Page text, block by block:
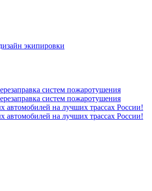
экипировки
систем пожаротушения
систем пожаротушения
автомобилей на лучших трассах России!
автомобилей на лучших трассах России!